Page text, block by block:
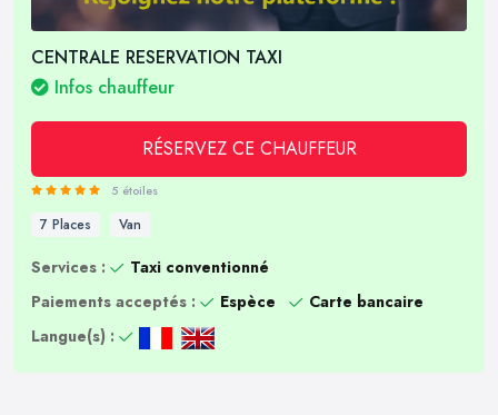
CENTRALE RESERVATION TAXI
Infos chauffeur
RÉSERVEZ CE CHAUFFEUR
5 étoiles
7 Places Van
Services :
Taxi conventionné
Paiements acceptés :
Espèce
Carte bancaire
Langue(s) :